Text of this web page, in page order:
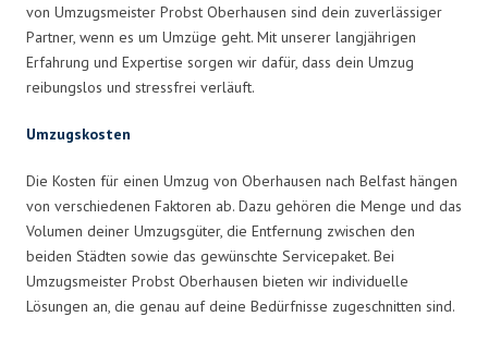
von Umzugsmeister Probst Oberhausen sind dein zuverlässiger
Partner, wenn es um Umzüge geht. Mit unserer langjährigen
Erfahrung und Expertise sorgen wir dafür, dass dein Umzug
reibungslos und stressfrei verläuft.
Umzugskosten
Die Kosten für einen Umzug von Oberhausen nach Belfast hängen
von verschiedenen Faktoren ab. Dazu gehören die Menge und das
Volumen deiner Umzugsgüter, die Entfernung zwischen den
beiden Städten sowie das gewünschte Servicepaket. Bei
Umzugsmeister Probst Oberhausen bieten wir individuelle
Lösungen an, die genau auf deine Bedürfnisse zugeschnitten sind.